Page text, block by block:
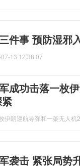
件事 预防湿邪
13 12:38:07
成功击落一枚
伊朗巡航导弹和一架无人机
袭击 紧张局势